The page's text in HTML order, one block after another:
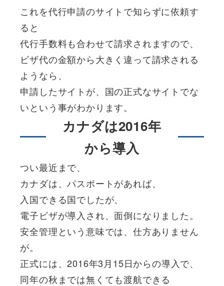
これを代行申請のサイトで知らずに依頼す
ると
代行手数料も合わせて請求されますので、
ビザ代の金額から大きく違って請求される
ようなら、
申請したサイトが、国の正式なサイトでな
いという事がわかります。
カナダは2016年
から導入
つい最近まで、
カナダは、パスポートがあれば、
入国できる国でしたが、
電子ビザが導入され、面倒になりました。
安全管理という意味では、仕方ありません
が。
正式には、2016年3月15日からの導入で、
同年の秋までは無くても渡航できる